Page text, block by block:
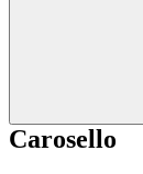
Carosello